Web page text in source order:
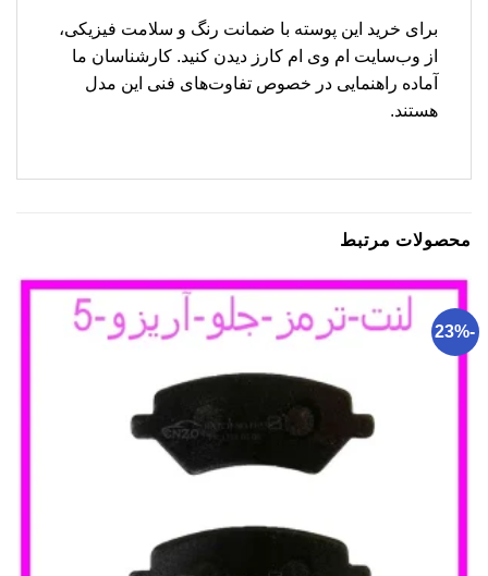
برای خرید این پوسته با ضمانت رنگ و سلامت فیزیکی،
از وب‌سایت ام وی ام کارز دیدن کنید. کارشناسان ما
آماده راهنمایی در خصوص تفاوت‌های فنی این مدل
هستند.
محصولات مرتبط
-23%